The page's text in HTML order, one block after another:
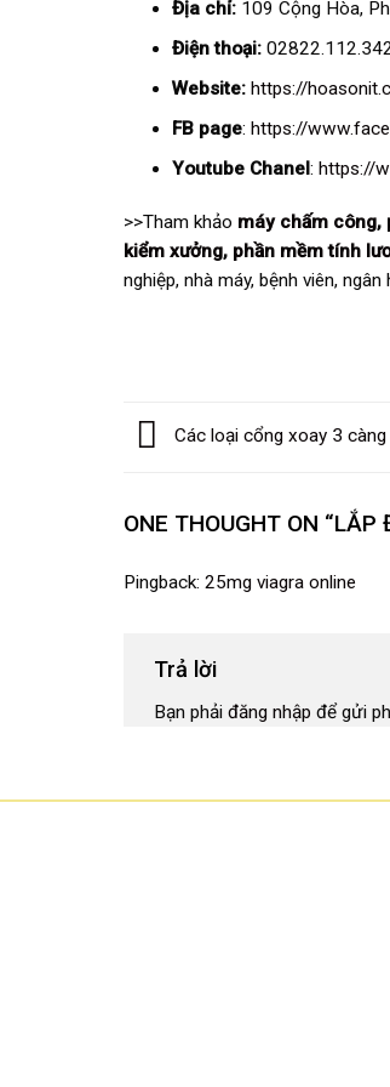
Địa chỉ:109 Cộng Hòa,
Điện thoại:
Website: https://
FB page: https://
Youtube Chanel : https://
>>Tham khảo máy chấm công,
kiểm xưởng, phần mềm tính
nghiệp, nhà máy, bệnh viên,
Các loại cổng xoay 3
ONE THOUGHT ON “LẮP
Pingback: 25mg viagra online
Trả lời
Bạn phải đăng nhập để gửi